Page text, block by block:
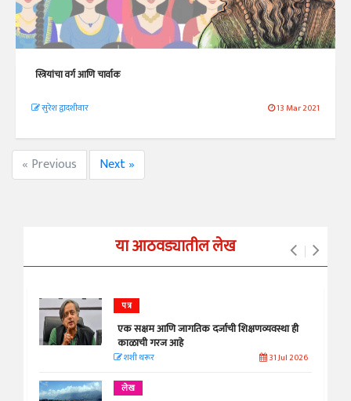
स्त्रियांचा वर्ग आणि चार्वाक
सुरेश द्वादशीवार 13 Mar 2021
« Previous Next »
या आठवड्यातील लेख
पत्र
एक सक्षम आणि जागतिक दर्जाची शिक्षणव्यवस्था ही
काळाची गरज आहे
शशी थरूर 31 Jul 2026
लेख